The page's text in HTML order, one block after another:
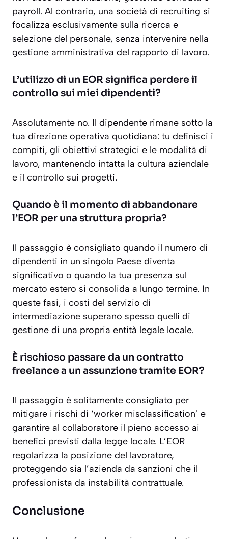
payroll. Al contrario, una società di recruiting si
focalizza esclusivamente sulla ricerca e
selezione del personale, senza intervenire nella
gestione amministrativa del rapporto di lavoro.
L’utilizzo di un EOR significa perdere il
controllo sui miei dipendenti?
Assolutamente no. Il dipendente rimane sotto la
tua direzione operativa quotidiana: tu definisci i
compiti, gli obiettivi strategici e le modalità di
lavoro, mantenendo intatta la cultura aziendale
e il controllo sui progetti.
Quando è il momento di abbandonare
l’EOR per una struttura propria?
Il passaggio è consigliato quando il numero di
dipendenti in un singolo Paese diventa
significativo o quando la tua presenza sul
mercato estero si consolida a lungo termine. In
queste fasi, i costi del servizio di
intermediazione superano spesso quelli di
gestione di una propria entità legale locale.
È rischioso passare da un contratto
freelance a un assunzione tramite EOR?
Il passaggio è solitamente consigliato per
mitigare i rischi di ‘worker misclassification’ e
garantire al collaboratore il pieno accesso ai
benefici previsti dalla legge locale. L’EOR
regolarizza la posizione del lavoratore,
proteggendo sia l’azienda da sanzioni che il
professionista da instabilità contrattuale.
Conclusione